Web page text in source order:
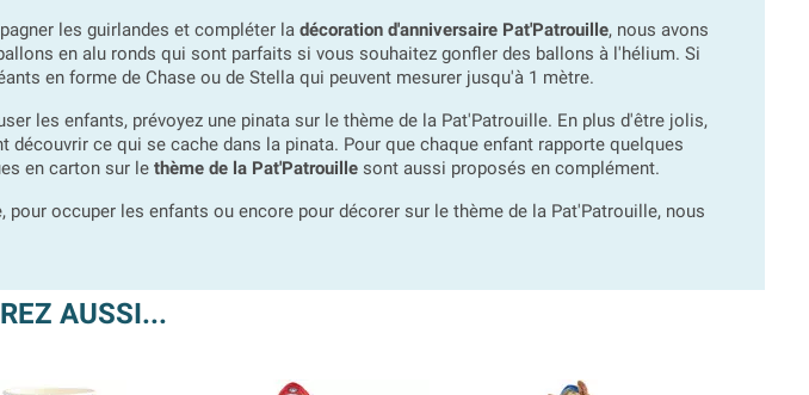
les guirlandes et compléter la décoration d'anniversaire Pat'Patrouille, nous avons
en alu ronds qui sont parfaits si vous souhaitez gonfler des ballons à l'hélium. Si
en forme de Chase ou de Stella qui peuvent mesurer jusqu'à 1 mètre.
les enfants, prévoyez une pinata sur le thème de la Pat'Patrouille. En plus d'être jolis,
ce qui se cache dans la pinata. Pour que chaque enfant rapporte quelques
en carton sur le thème de la Pat'Patrouille sont aussi proposés en complément.
occuper les enfants ou encore pour décorer sur le thème de la Pat'Patrouille, nous
AUSSI...